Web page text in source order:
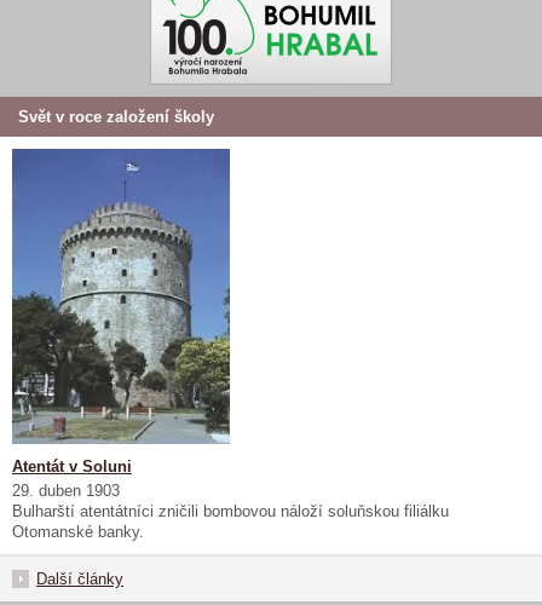
Svět v roce založení školy
Atentát v Soluni
29. duben 1903
Bulharští atentátníci zničili bombovou náloží soluňskou filiálku
Otomanské banky.
Další články